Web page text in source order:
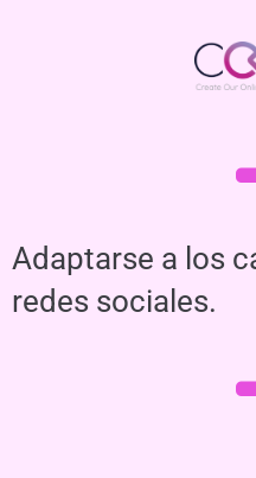
Adaptarse a los
redes sociales.